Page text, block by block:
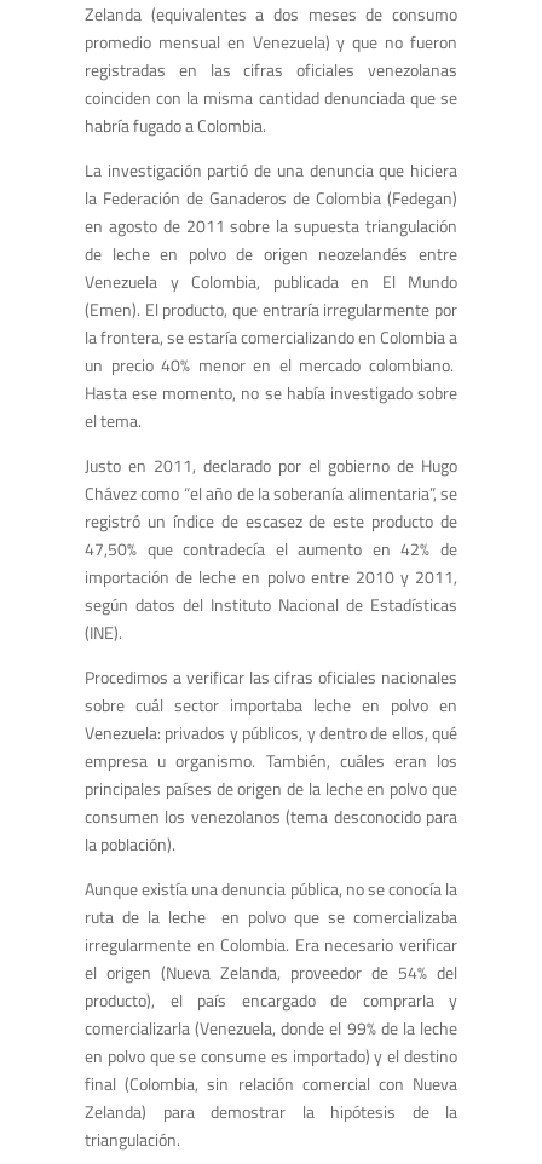
Zelanda (equivalentes a dos meses de consumo
promedio mensual en Venezuela) y que no fueron
registradas en las cifras oficiales venezolanas
coinciden con la misma cantidad denunciada que se
habría fugado a Colombia.
La investigación partió de una denuncia que hiciera
la Federación de Ganaderos de Colombia (Fedegan)
en agosto de 2011 sobre la supuesta triangulación
de leche en polvo de origen neozelandés entre
Venezuela y Colombia, publicada en El Mundo
(Emen). El producto, que entraría irregularmente por
la frontera, se estaría comercializando en Colombia a
un precio 40% menor en el mercado colombiano.
Hasta ese momento, no se había investigado sobre
el tema.
Justo en 2011, declarado por el gobierno de Hugo
Chávez como “el año de la soberanía alimentaria”, se
registró un índice de escasez de este producto de
47,50% que contradecía el aumento en 42% de
importación de leche en polvo entre 2010 y 2011,
según datos del Instituto Nacional de Estadísticas
(INE).
Procedimos a verificar las cifras oficiales nacionales
sobre cuál sector importaba leche en polvo en
Venezuela: privados y públicos, y dentro de ellos, qué
empresa u organismo. También, cuáles eran los
principales países de origen de la leche en polvo que
consumen los venezolanos (tema desconocido para
la población).
Aunque existía una denuncia pública, no se conocía la
ruta de la leche en polvo que se comercializaba
irregularmente en Colombia. Era necesario verificar
el origen (Nueva Zelanda, proveedor de 54% del
producto), el país encargado de comprarla y
comercializarla (Venezuela, donde el 99% de la leche
en polvo que se consume es importado) y el destino
final (Colombia, sin relación comercial con Nueva
Zelanda) para demostrar la hipótesis de la
triangulación.